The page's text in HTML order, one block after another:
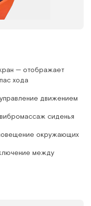
— отображает
хода
движением
сиденья
окружающих
между